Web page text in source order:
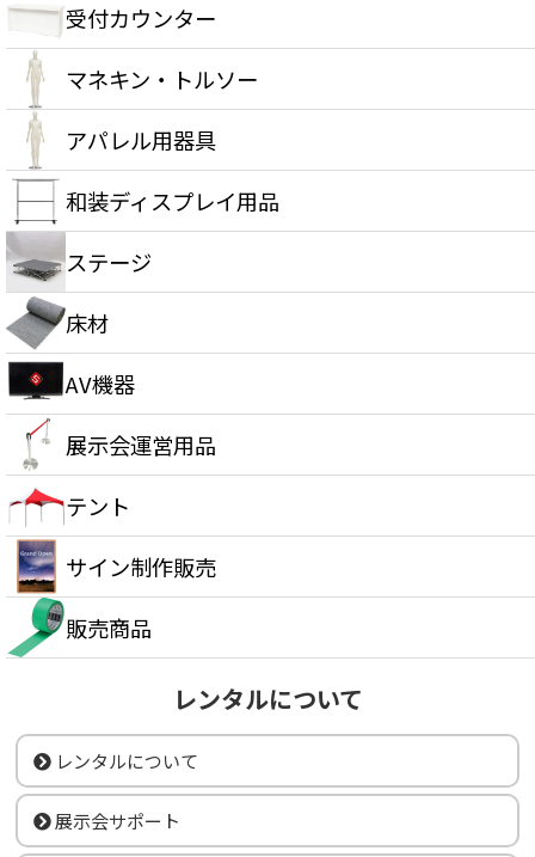
受付カウンター
マネキン・トルソー
アパレル用器具
和装ディスプレイ用品
ステージ
床材
AV機器
展示会運営用品
テント
サイン制作販売
販売商品
レンタルについて
レンタルについて
展示会サポート